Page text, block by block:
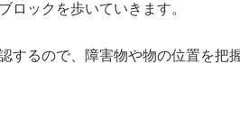
ロックを歩いていきます。
するので、障害物や物の位置を把